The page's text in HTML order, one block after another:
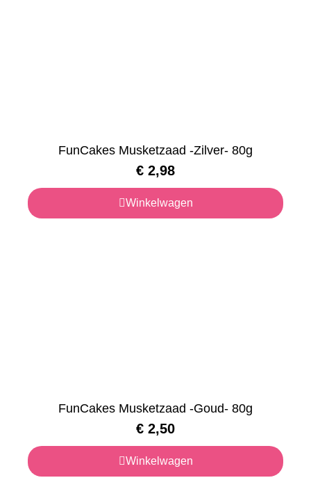
FunCakes Musketzaad -Zilver- 80g
€ 2,98
Winkelwagen
FunCakes Musketzaad -Goud- 80g
€ 2,50
Winkelwagen